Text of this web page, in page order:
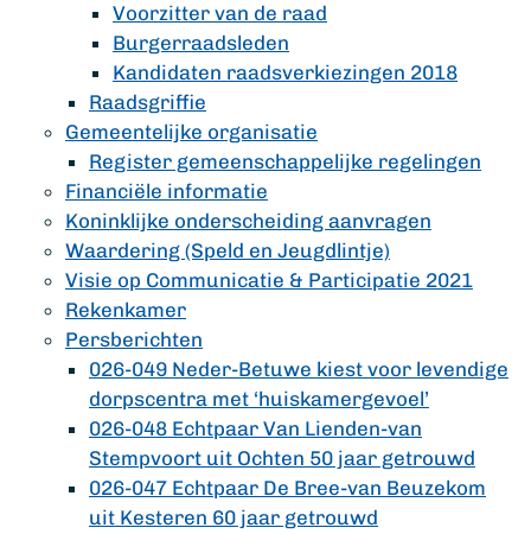
Voorzitter van de raad
Burgerraadsleden
Kandidaten raadsverkiezingen 2018
Raadsgriffie
Gemeentelijke organisatie
Register gemeenschappelijke regelingen
Financiële informatie
Koninklijke onderscheiding aanvragen
Waardering (Speld en Jeugdlintje)
Visie op Communicatie & Participatie 2021
Rekenkamer
Persberichten
026-049 Neder-Betuwe kiest voor levendige
dorpscentra met ‘huiskamergevoel’
026-048 Echtpaar Van Lienden-van
Stempvoort uit Ochten 50 jaar getrouwd
026-047 Echtpaar De Bree-van Beuzekom
uit Kesteren 60 jaar getrouwd